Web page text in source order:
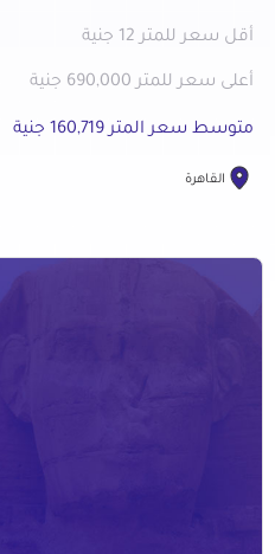
أقل سعر للمتر 12 جنية
أعلى سعر للمتر 690,000 جنية
متوسط سعر المتر 160,719 جنية
القاهرة